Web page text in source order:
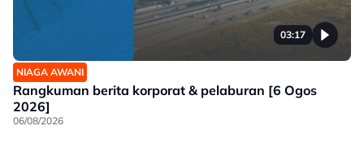
03:17
NIAGA AWANI
Rangkuman berita korporat & pelaburan [6 Ogos
2026]
06/08/2026